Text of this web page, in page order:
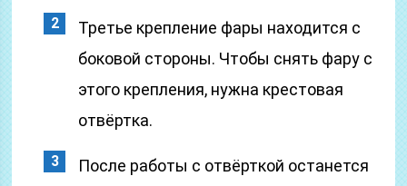
Третье крепление фары находится с
боковой стороны. Чтобы снять фару с
этого крепления, нужна крестовая
отвёртка.
После работы с отвёрткой останется